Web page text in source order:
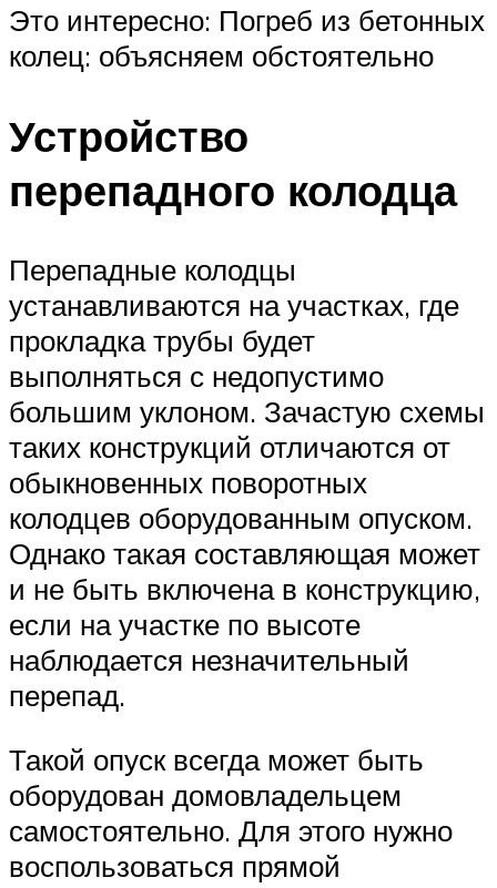
Это интересно: Погреб из бетонных
колец: объясняем обстоятельно
Устройство
перепадного колодца
Перепадные колодцы
устанавливаются на участках, где
прокладка трубы будет
выполняться с недопустимо
большим уклоном. Зачастую схемы
таких конструкций отличаются от
обыкновенных поворотных
колодцев оборудованным опуском.
Однако такая составляющая может
и не быть включена в конструкцию,
если на участке по высоте
наблюдается незначительный
перепад.
Такой опуск всегда может быть
оборудован домовладельцем
самостоятельно. Для этого нужно
воспользоваться прямой